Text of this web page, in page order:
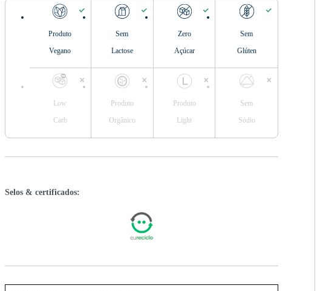
Produto
Vegano
Sem
Lactose
Zero
Açúcar
Sem
Glúten
Low
Carb
Produto
Orgânico
Produto
Light
Sem
Sódio
Selos & certificados: